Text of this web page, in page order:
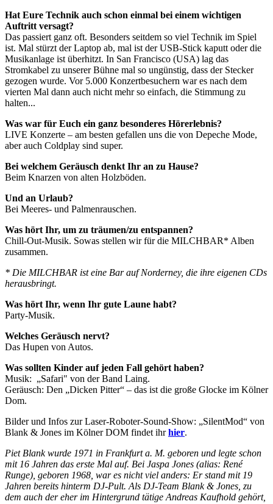
Hat Eure Technik auch schon einmal bei einem wichtigen
Auftritt versagt?
Das passiert ganz oft. Besonders seitdem so viel Technik im Spiel
ist. Mal stürzt der Laptop ab, mal ist der USB-Stick kaputt oder die
Musikanlage ist überhitzt. In San Francisco (USA) lag das
Stromkabel zu unserer Bühne mal so ungünstig, dass der Stecker
gezogen wurde. Vor 5.000 Konzertbesuchern war es nach dem
vierten Mal dann auch nicht mehr so einfach, die Stimmung zu
halten...
Was war für Euch ein ganz besonderes Hörerlebnis?
LIVE Konzerte – am besten gefallen uns die von Depeche Mode,
aber auch Coldplay sind super.
Bei welchem Geräusch denkt Ihr an zu Hause?
Beim Knarzen von alten Holzböden.
Und an Urlaub?
Bei Meeres- und Palmenrauschen.
Was hört Ihr, um zu träumen/zu entspannen?
Chill-Out-Musik. Sowas stellen wir für die MILCHBAR* Alben
zusammen.
* Die MILCHBAR ist eine Bar auf Norderney, die ihre eigenen CDs
herausbringt.
Was hört Ihr, wenn Ihr gute Laune habt?
Party-Musik.
Welches Geräusch nervt?
Das Hupen von Autos.
Was sollten Kinder auf jeden Fall gehört haben?
Musik: „Safari" von der Band Laing.
Geräusch: Den „Dicken Pitter“ – das ist die große Glocke im Kölner
Dom.
Bilder und Infos zur Laser-Roboter-Sound-Show: „SilentMod“ von
Blank & Jones im Kölner DOM findet ihrhier.
Piet Blank wurde 1971 in Frankfurt a. M. geboren und legte schon
mit 16 Jahren das erste Mal auf. Bei Jaspa Jones (alias: René
Runge), geboren 1968, war es nicht viel anders: Er stand mit 19
Jahren bereits hinterm DJ-Pult. Als DJ-Team Blank & Jones, zu
dem auch der eher im Hintergrund tätige Andreas Kaufhold gehört,